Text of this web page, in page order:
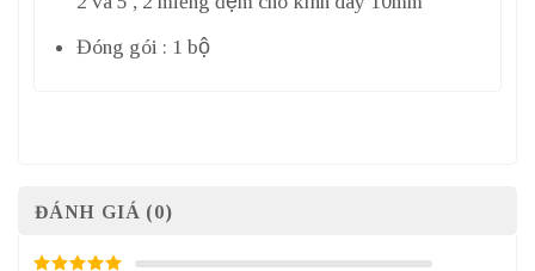
Đóng gói : 1 bộ
ĐÁNH GIÁ (0)